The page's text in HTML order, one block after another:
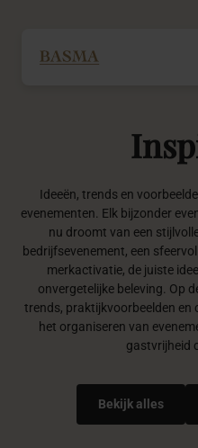
Decoratie huren
Inspiratie
Over BASMA
Ideeën, trends en
evenementen. Elk bijzonder
nu droomt van een
bedrijfsevenement, een
merkactivatie, de juiste
onvergetelijke beleving. Op
trends, praktijkvoorbeelden en
het organiseren van
gastvrijheid
Bekijk alles